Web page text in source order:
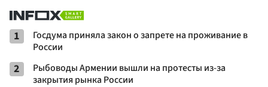
1
Госдума приняла закон о запрете на проживание в
России
2
Рыбоводы Армении вышли на протесты из-за
закрытия рынка России